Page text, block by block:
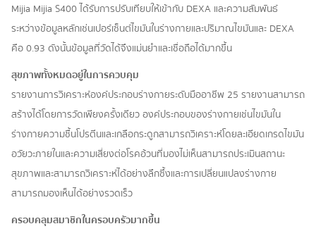
Mijia Mijia S400 ได้รับการปรับเทียบให้เข้ากับ DEXA และความสัมพันธ์
ระหว่างข้อมูลหลักเช่นเปอร์เซ็นต์ไขมันในร่างกายและปริมาณไขมันและ DEXA
คือ 0.93 ดังนั้นข้อมูลที่วัดได้จึงแม่นยำและเชื่อถือได้มากขึ้น
สุขภาพทั้งหมดอยู่ในการควบคุม
รายงานการวิเคราะห์องค์ประกอบร่างกายระดับมืออาชีพ 25 รายงานสามารถ
สร้างได้โดยการวัดเพียงครั้งเดียว องค์ประกอบของร่างกายเช่นไขมันใน
ร่างกายความชื้นโปรตีนและเกลือกระดูกสามารถวิเคราะห์โดยละเอียดเกรดไขมัน
อวัยวะภายในและความเสี่ยงต่อโรคอ้วนที่มองไม่เห็นสามารถประเมินสถานะ
สุขภาพและสามารถวิเคราะห์ได้อย่างลึกซึ้งและการเปลี่ยนแปลงร่างกาย
สามารถมองเห็นได้อย่างรวดเร็ว
ครอบคลุมสมาชิกในครอบครัวมากขึ้น